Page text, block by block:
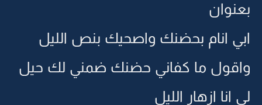
بعنوان
ابي انام بحضنك واصحيك بنص الليل
واقول ما كفاني حضنك ضمني لك حيل
لي انا ازهار الليل